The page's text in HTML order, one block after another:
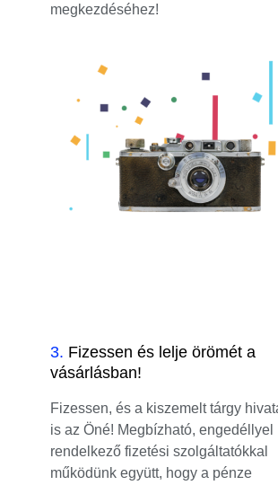
megkezdéséhez!
3. Fizessen és lelje örömét a
vásárlásban!
Fizessen, és a kiszemelt tárgy
is az Öné! Megbízható, engedéllyel
rendelkező fizetési szolgáltatókkal
működünk együtt, hogy a pénze